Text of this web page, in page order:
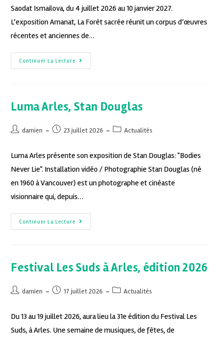
Saodat Ismailova, du 4 juillet 2026 au 10 janvier 2027.
L’exposition Amanat, La Forêt sacrée réunit un corpus d’œuvres
récentes et anciennes de…
Continuer La Lecture
Luma Arles, Stan Douglas
damien 23 juillet 2026 Actualités
Luma Arles présente son exposition de Stan Douglas: "Bodies
Never Lie". Installation vidéo / Photographie Stan Douglas (né
en 1960 à Vancouver) est un photographe et cinéaste
visionnaire qui, depuis…
Continuer La Lecture
Festival Les Suds à Arles, édition 2026
damien 17 juillet 2026 Actualités
Du 13 au 19 juillet 2026, aura lieu la 31e édition du Festival Les
Suds, à Arles. Une semaine de musiques, de fêtes, de